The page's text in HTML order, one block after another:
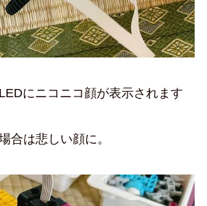
にニコニコ顔が表示されます
合は悲しい顔に。